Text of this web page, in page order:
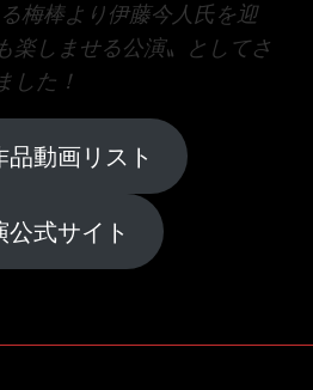
梅棒より伊藤今人氏を迎
楽しませる公演〟としてさ
した！
品動画リスト
公式サイト